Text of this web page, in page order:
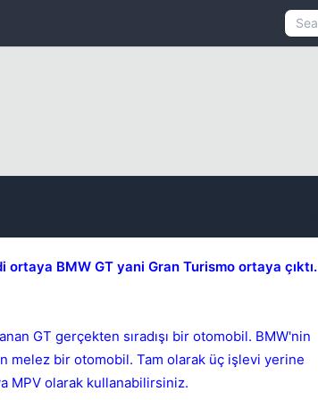
BMW GT yani Gran Turismo ortaya çıktı.
GT gerçekten sıradışı bir otomobil. BMW'nin
melez bir otomobil. Tam olarak üç işlevi yerine
MPV olarak kullanabilirsiniz.
Kapat